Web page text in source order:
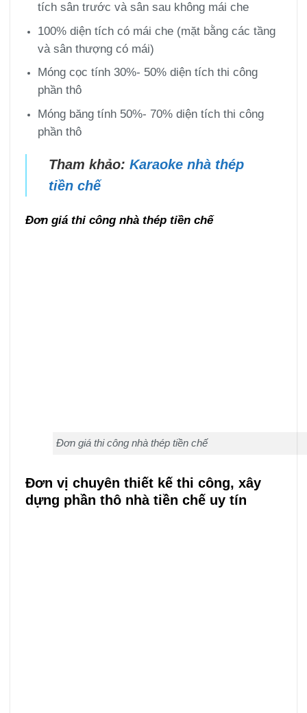
tích sân trước và sân sau không mái che
100% diện tích có mái che (mặt bằng các tầng
và sân thượng có mái)
Móng cọc tính 30%- 50% diện tích thi công
phần thô
Móng băng tính 50%- 70% diện tích thi công
phần thô
Tham khảo: Karaoke nhà thép
tiền chế
Đơn giá thi công nhà thép tiền chế
Đơn giá thi công nhà thép tiền chế
Đơn vị chuyên thiết kế thi công, xây
dựng phần thô nhà tiền chế uy tín